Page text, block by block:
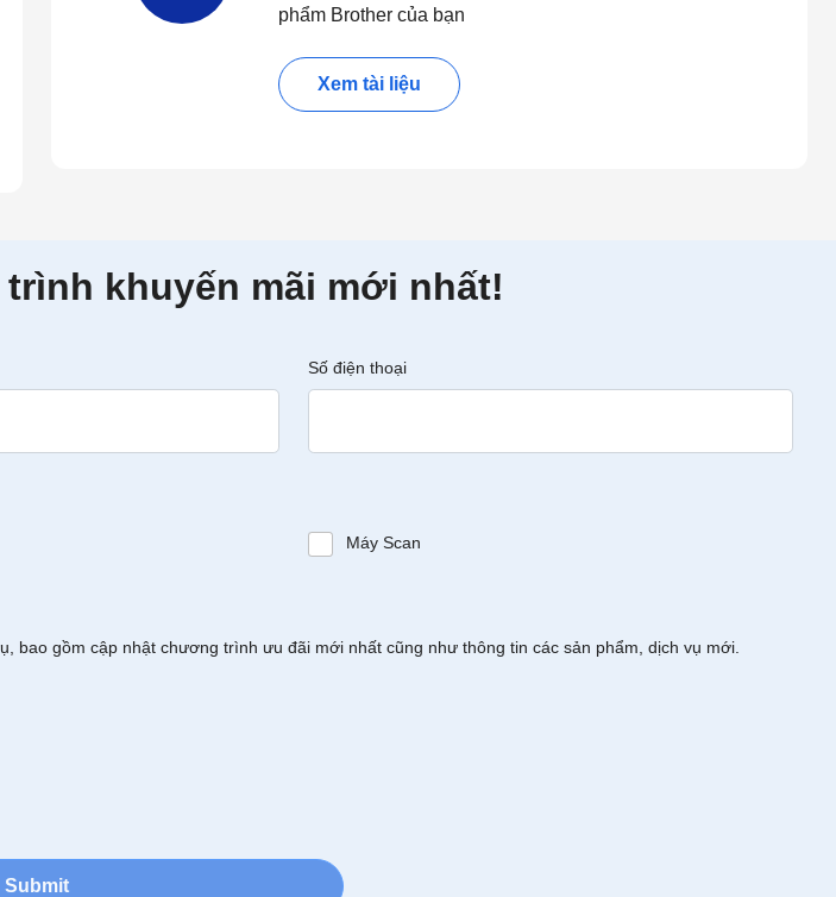
phẩm Brother của bạn
Xem tài liệu
khuyến mãi mới nhất!
Số điện thoại
Máy Scan
gồm cập nhật chương trình ưu đãi mới nhất cũng như thông tin các sản phẩm, dịch vụ mới.
Submit